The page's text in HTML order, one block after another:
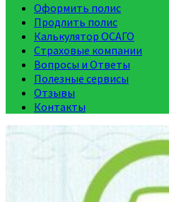
Оформить полис
Продлить полис
Калькулятор ОСАГО
Страховые компании
Вопросы и Ответы
Полезные сервисы
Отзывы
Контакты